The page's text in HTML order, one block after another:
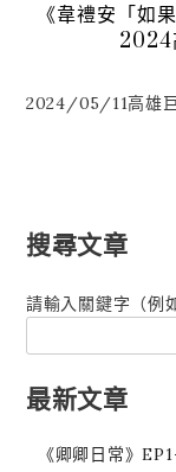
《韋禮安「如
2024
2024/05/11高雄巨
搜尋文章
請輸入關鍵字（例
最新文章
《卿卿日常》